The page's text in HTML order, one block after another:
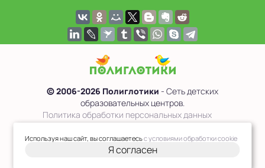
© 2006-2026 Полиглотики - Сеть детских
образовательных центров.
Политика обработки персональных данных
Сведения об образовательной организации
Используя наш сайт, вы соглашаетесьс условиями обработки cookie
Я согласен